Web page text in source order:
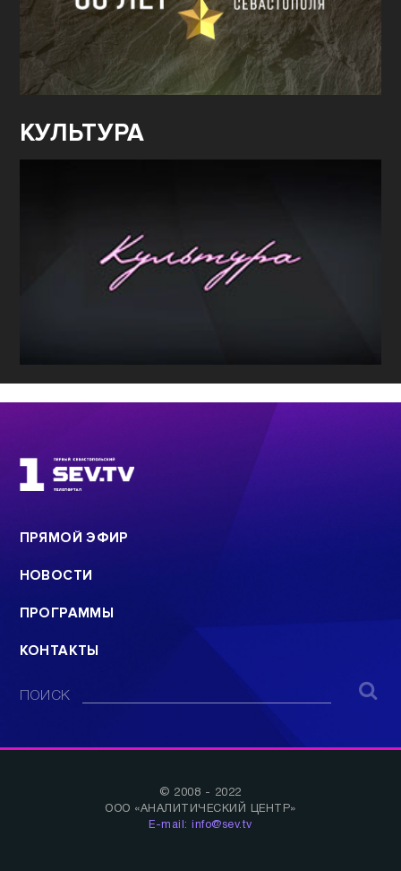
КУЛЬТУРА
ПРЯМОЙ ЭФИР
НОВОСТИ
ПРОГРАММЫ
КОНТАКТЫ
ПОИСК
© 2008 - 2022
ООО «АНАЛИТИЧЕСКИЙ ЦЕНТР»
E-mail: info@sev.tv